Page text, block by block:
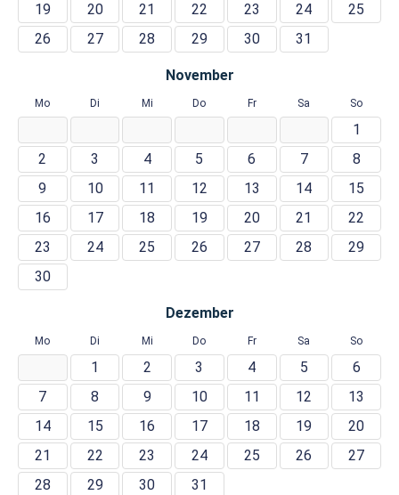
19
20 21 22 23 24
25
26
27 28 29 30 31
November
Mo Di Mi Do Fr Sa So
1
2
3 4 5 6 7
8
9
10 11 12 13 14
15
16
17 18 19 20 21
22
23
24 25 26 27 28
29
30
Dezember
Mo Di Mi Do Fr Sa So
1 2 3 4 5
6
7
8 9 10 11 12
13
14
15 16 17 18 19
20
21
22 23 24 25 26
27
28
29 30 31